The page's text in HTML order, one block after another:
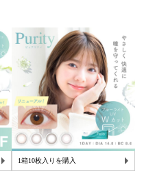
1箱10枚入りを購入